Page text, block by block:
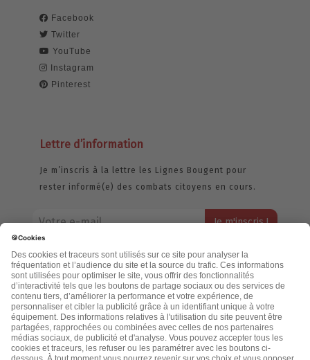
Facebook
Twitter
YouTube
Instagram
Pinterest
Lettre d’information
Je m’inscris à la lettre les Lignes Bougent pour
rester informé(e) des combats citoyens en cours.
jamais échangée. Pour consulter notre politique de confidentialité,
cliquez ici.
Accueil
Politique de confidentialité